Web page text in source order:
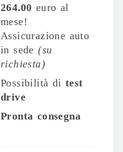
264.00 euro al
mese!
Assicurazione auto
in sede(su
richiesta)
Possibilità di test
drive
Pronta consegna